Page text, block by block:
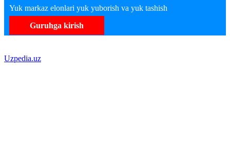
Yuk markaz elonlari yuk yuborish va yuk tashish
Guruhga kirish
Uzpedia.uz